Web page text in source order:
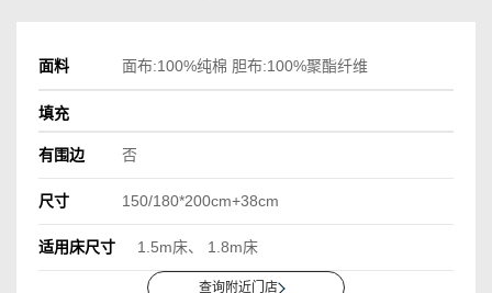
面料 面布:100%纯棉 胆布:100%聚酯纤维
填充
有围边 否
尺寸 150/180*200cm+38cm
适用床尺寸 1.5m床 1.8m床
查询附近门店